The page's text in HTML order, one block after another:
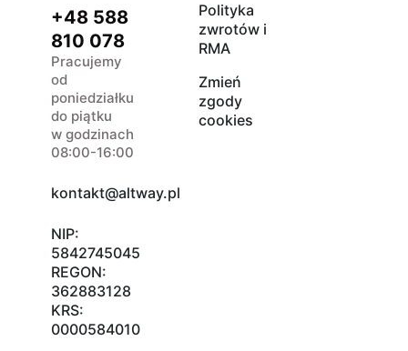
+48 588
810 078
Pracujemy
od
poniedziałku
do piątku
w godzinach
08:00-16:00
kontakt@altway.pl
NIP:
5842745045
REGON:
362883128
KRS:
0000584010
Polityka
zwrotów i
RMA
Zmień
zgody
cookies